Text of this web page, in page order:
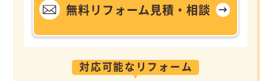
無料リフォーム見積・相談
対応可能なリフォーム